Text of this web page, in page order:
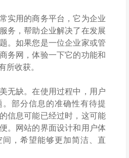
实用的商务平台，它为企业
务，帮助企业解决了在发展
。如果您是一位企业家或管
务网，体验一下它的功能和
所收获。
无缺。在使用过程中，用户
部分信息的准确性有待提
信息可能已经过时，这可能
。网站的界面设计和用户体
，希望能够更加简洁、直